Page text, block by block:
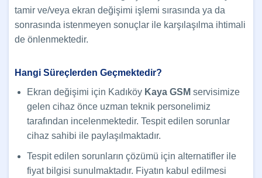
tamir ve/veya ekran değişimi işlemi sırasında ya da
sonrasında istenmeyen sonuçlar ile karşılaşılma ihtimali
de önlenmektedir.
Hangi Süreçlerden Geçmektedir?
Ekran değişimi için Kadıköy Kaya GSM servisimize
gelen cihaz önce uzman teknik personelimiz
tarafından incelenmektedir. Tespit edilen sorunlar
cihaz sahibi ile paylaşılmaktadır.
Tespit edilen sorunların çözümü için alternatifler ile
fiyat bilgisi sunulmaktadır. Fiyatın kabul edilmesi